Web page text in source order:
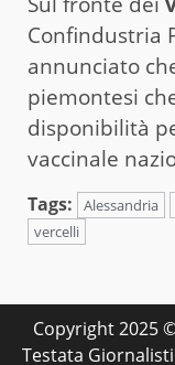
Confindustria
annunciato
piemontesi
disponibilità
vaccinale
Tags: Alessandria
vercelli
Copyright 2025
Testata